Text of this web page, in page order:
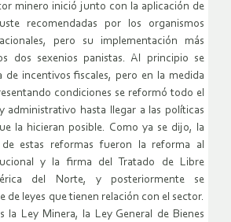
minero inició junto con la aplicación de
recomendadas por los organismos
pero su implementación más
dos sexenios panistas. Al principio se
de incentivos fiscales, pero en la medida
condiciones se reformó todo el
administrativo hasta llegar a las políticas
la hicieran posible. Como ya se dijo, la
estas reformas fueron la reforma al
y la firma del Tratado de Libre
del Norte, y posteriormente se
de leyes que tienen relación con el sector.
la Ley Minera, la Ley General de Bienes